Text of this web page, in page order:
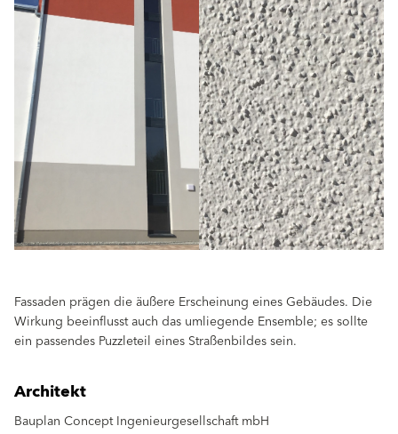
Fassaden prägen die äußere Erscheinung eines Gebäudes. Die
Wirkung beeinflusst auch das umliegende Ensemble; es sollte
ein passendes Puzzleteil eines Straßenbildes sein.
Architekt
Bauplan Concept Ingenieurgesellschaft mbH